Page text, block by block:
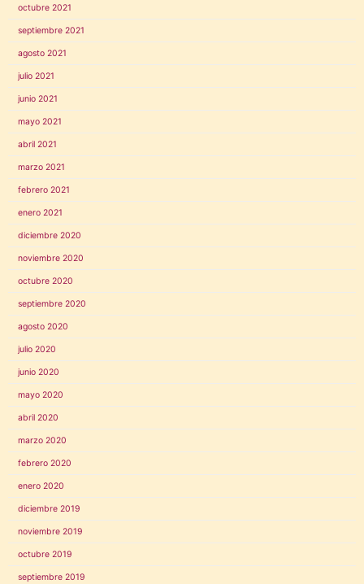
octubre 2021
septiembre 2021
agosto 2021
julio 2021
junio 2021
mayo 2021
abril 2021
marzo 2021
febrero 2021
enero 2021
diciembre 2020
noviembre 2020
octubre 2020
septiembre 2020
agosto 2020
julio 2020
junio 2020
mayo 2020
abril 2020
marzo 2020
febrero 2020
enero 2020
diciembre 2019
noviembre 2019
octubre 2019
septiembre 2019